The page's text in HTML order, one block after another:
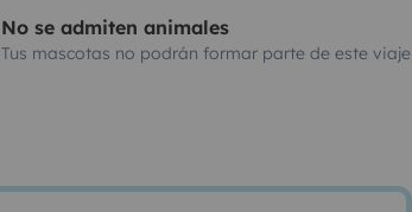
No se admiten animales
Tus mascotas no podrán formar parte de este viaje